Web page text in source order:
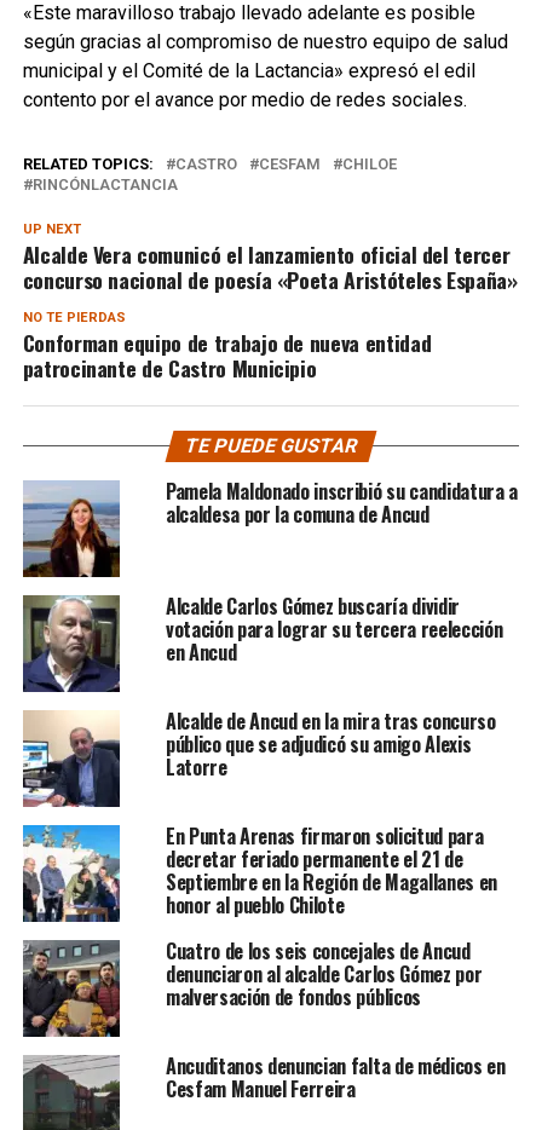
«Este maravilloso trabajo llevado adelante es posible
según gracias al compromiso de nuestro equipo de salud
municipal y el Comité de la Lactancia» expresó el edil
contento por el avance por medio de redes sociales.
RELATED TOPICS: CASTRO CESFAM
CHILOE
RINCÓNLACTANCIA
UP NEXT
Alcalde Vera comunicó el lanzamiento oficial del tercer
concurso nacional de poesía «Poeta Aristóteles España»
NO TE PIERDAS
Conforman equipo de trabajo de nueva entidad
patrocinante de Castro Municipio
TE PUEDE GUSTAR
Pamela Maldonado inscribió su candidatura a
alcaldesa por la comuna de Ancud
Alcalde Carlos Gómez buscaría dividir
votación para lograr su tercera reelección
en Ancud
Alcalde de Ancud en la mira tras concurso
público que se adjudicó su amigo Alexis
Latorre
En Punta Arenas firmaron solicitud para
decretar feriado permanente el 21 de
Septiembre en la Región de Magallanes en
honor al pueblo Chilote
Cuatro de los seis concejales de Ancud
denunciaron al alcalde Carlos Gómez por
malversación de fondos públicos
Ancuditanos denuncian falta de médicos en
Cesfam Manuel Ferreira